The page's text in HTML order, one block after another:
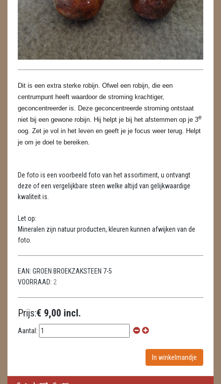
HARTEN
HUISREINIGING
KAARSEN
MASSAGE
METEORIETEN
READING EN PERSOONLIJK ADVIES
SCHEDELS / SKULLS
SELENIET
TELEFOON KOORDEN
THEELICHTEN
VLINDERS
WIEROOK, OLIE & TOEBEHOREN
ZAKJES WATER ELIXERS
Dit is een extra sterke robijn. Ofwel een robijn, die een
centrumpunt heeft waardoor de stroming krachtiger,
geconcentreerder is. Deze geconcentreerde stroming ontstaat
niet bij een gewone robijn. Hij helpt je bij het afstemmen op je 3e
oog. Zet je vol in het leven en geeft je je focus weer terug. Helpt
je om je doel te bereiken.
De foto is een voorbeeld foto van het assortiment, u ontvangt
deze of een vergelijkbare steen welke altijd van gelijkwaardige
kwaliteit is.
Let op:
Mineralen zijn natuur producten, kleuren kunnen afwijken van de
foto.
EAN: GROEN BROEKZAKSTEEN 7-5
VOORRAAD: 2
Prijs:€ 9,00 incl.
Aantal: